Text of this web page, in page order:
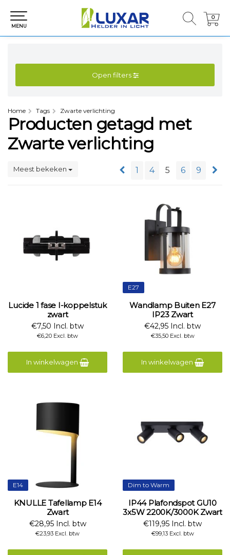
0
0
MENU
Open filters
Home Tags Zwarte verlichting
Producten getagd met
Zwarte verlichting
Meest bekeken 1 4 5 6 9
Lucide 1 fase I-koppelstuk
zwart
€7,50 Incl. btw
€6,20 Excl. btw
In winkelwagen
E27
Wandlamp Buiten E27
IP23 Zwart
€42,95 Incl. btw
€35,50 Excl. btw
In winkelwagen
E14
KNULLE Tafellamp E14
Zwart
€28,95 Incl. btw
€23,93 Excl. btw
Dim to Warm
IP44 Plafondspot GU10
3x5W 2200K/3000K Zwart
€119,95 Incl. btw
€99,13 Excl. btw